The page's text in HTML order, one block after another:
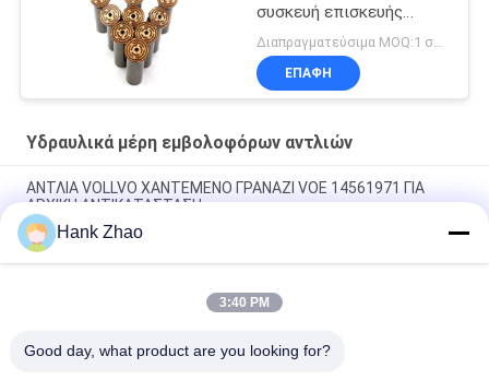
συσκευή επισκευής
αντλίας
ΕΠΑΦΉ
Υδραυλικά μέρη εμβολοφόρων αντλιών
ΑΝΤΛΙΑ VOLLVO ΧΑΝΤΕΜΕΝΟ ΓΡΑΝΑΖΙ VOE 14561971 ΓΙΑ
ΑΡΧΙΚΗ ΑΝΤΙΚΑΤΑΣΤΑΣΗ
ΑΝΤΛΙΑ VOLLVO ΧΑΝΤΕΜΕΝΟ ΓΡΑΝΑΖΙ VOE 14537295 ΓΙΑ
ΑΡΧΙΚΗ ΑΝΤΙΚΑΤΑΣΤΑΣΗ
ΒΟΛΛΒΟ ΠΑΡΑΓΜΑΤΙΚΗ ΠΑΡΑΡΑΓΜΑΤΙΚΗ ΠΑΡΑΓΜΑΤΙΚΗ VOE
Hank Zhao
3:40 PM
Good day, what product are you looking for?